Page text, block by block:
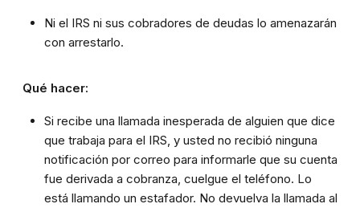
Ni el IRS ni sus cobradores de deudas lo amenazarán
con arrestarlo.
Qué hacer:
Si recibe una llamada inesperada de alguien que dice
que trabaja para el IRS, y usted no recibió ninguna
notificación por correo para informarle que su cuenta
fue derivada a cobranza, cuelgue el teléfono. Lo
está llamando un estafador. No devuelva la llamada al